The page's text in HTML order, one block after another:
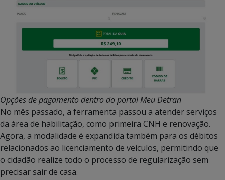
Opções de pagamento dentro do portal Meu Detran
No mês passado, a ferramenta passou a atender serviços
da área de habilitação, como primeira CNH e renovação.
Agora, a modalidade é expandida também para os débitos
relacionados ao licenciamento de veículos, permitindo que
o cidadão realize todo o processo de regularização sem
precisar sair de casa.